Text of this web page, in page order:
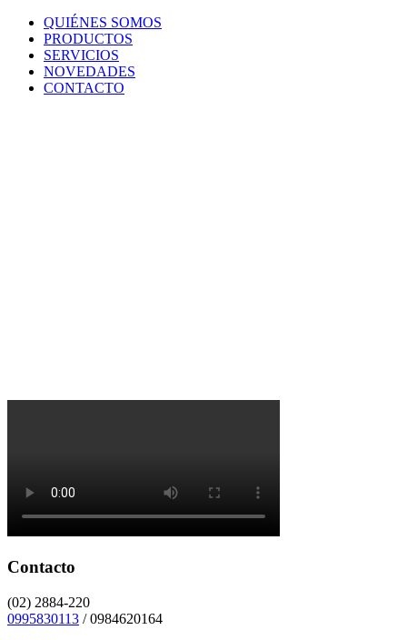
QUIÉNES SOMOS
PRODUCTOS
SERVICIOS
NOVEDADES
CONTACTO
Contacto
(02) 2884-220
0995830113 / 0984620164